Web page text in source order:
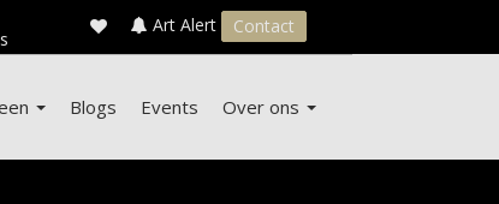
Art Alert Contact
Blogs Events Over ons